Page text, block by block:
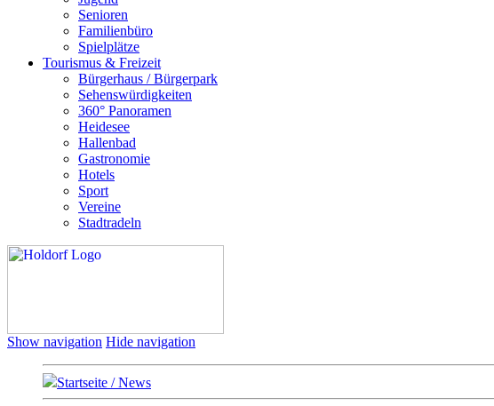
Senioren
Familienbüro
Spielplätze
Tourismus & Freizeit
Bürgerhaus / Bürgerpark
Sehenswürdigkeiten
360° Panoramen
Heidesee
Hallenbad
Gastronomie
Hotels
Sport
Vereine
Stadtradeln
Show navigation Hide navigation
Startseite / News